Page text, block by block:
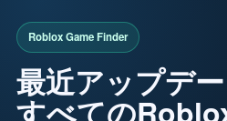
最近アップデ
すべての